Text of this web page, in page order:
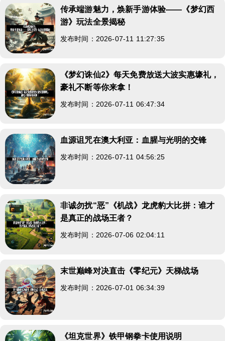
传承端游魅力，焕新手游体验——《梦幻西
游》玩法全景揭秘
发布时间：2026-07-11 11:27:35
《梦幻诛仙2》每天免费放送大波实惠壕礼，
豪礼不断等你来拿！
发布时间：2026-07-11 06:47:34
血源诅咒在澳大利亚：血腥与光明的交锋
发布时间：2026-07-11 04:56:25
非诚勿扰“恶”《机战》龙虎豹大比拼：谁才
是真正的战场王者？
发布时间：2026-07-06 02:04:11
末世巅峰对决直击《零纪元》天梯战场
发布时间：2026-07-01 06:34:39
《坦克世界》铁甲钢拳卡使用说明